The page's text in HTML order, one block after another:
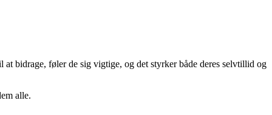
bidrage, føler de sig vigtige, og det styrker både deres selvtillid og
alle.